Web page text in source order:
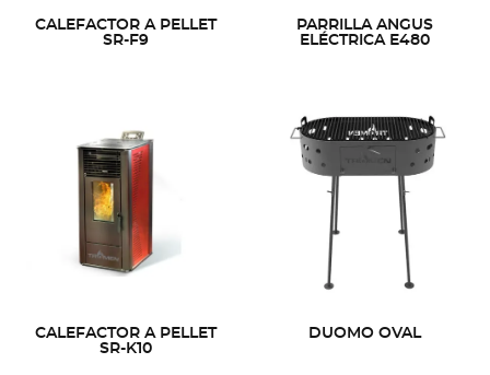
CALEFACTOR A PELLET
SR-F9
PARRILLA ANGUS
ELÉCTRICA E480
CALEFACTOR A PELLET
SR-K10
DUOMO OVAL